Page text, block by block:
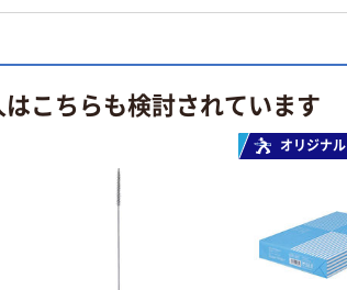
こちらも検討されています
オリジナル